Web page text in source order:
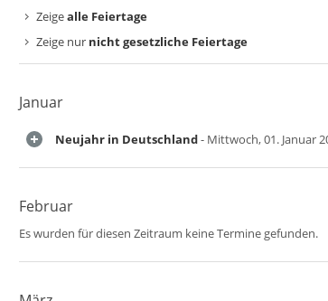
Zeigealle Feiertage
Zeige nur nicht gesetzliche Feiertage
Januar
Neujahr in Deutschland- Mittwoch, 01. Januar
Februar
Es wurden für diesen Zeitraum keine Termine gefunden.